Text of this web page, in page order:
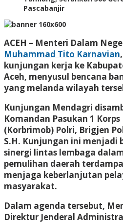
Pascabanjir
ACEH – Menteri Dalam
Muhammad Tito Karnavian
kunjungan kerja ke
Aceh, menyusul bencana
yang melanda wilayah
Kunjungan Mendagri
Komandan Pasukan 1
(Korbrimob) Polri, Brigjen
S.H. Kunjungan ini menjadi
sinergi lintas lembaga
pemulihan daerah
menjaga keberlanjutan
masyarakat.
Dalam agenda tersebut,
Direktur Jenderal